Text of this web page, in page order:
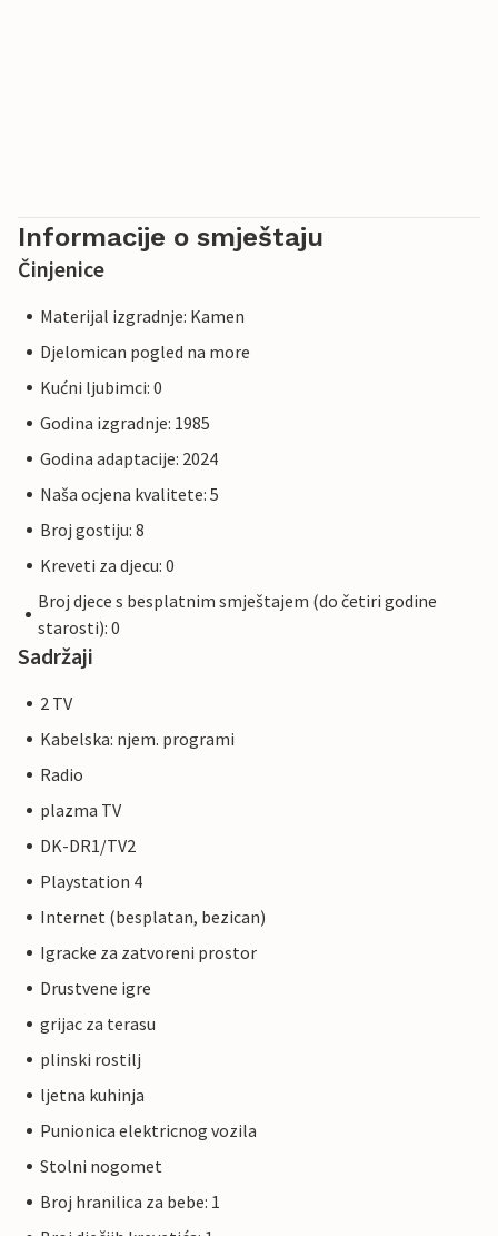
Informacije o smještaju
Činjenice
Materijal izgradnje: Kamen
Djelomican pogled na more
Kućni ljubimci: 0
Godina izgradnje: 1985
Godina adaptacije: 2024
Naša ocjena kvalitete: 5
Broj gostiju: 8
Kreveti za djecu: 0
Broj djece s besplatnim smještajem (do četiri godine
starosti): 0
Sadržaji
2 TV
Kabelska: njem. programi
Radio
plazma TV
DK-DR1/TV2
Playstation 4
Internet (besplatan, bezican)
Igracke za zatvoreni prostor
Drustvene igre
grijac za terasu
plinski rostilj
ljetna kuhinja
Punionica elektricnog vozila
Stolni nogomet
Broj hranilica za bebe: 1